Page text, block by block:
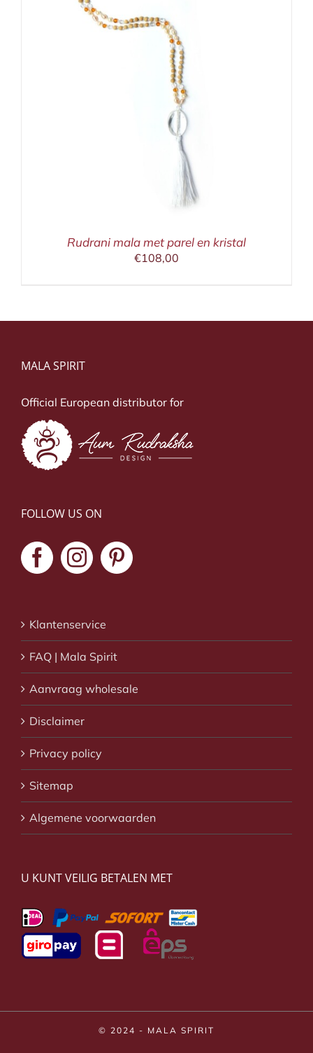
Rudrani mala met parel en kristal
€108,00
MALA SPIRIT
Official European distributor for
FOLLOW US ON
Klantenservice
FAQ | Mala Spirit
Aanvraag wholesale
Disclaimer
Privacy policy
Sitemap
Algemene voorwaarden
U KUNT VEILIG BETALEN MET
© 2024 - MALA SPIRIT